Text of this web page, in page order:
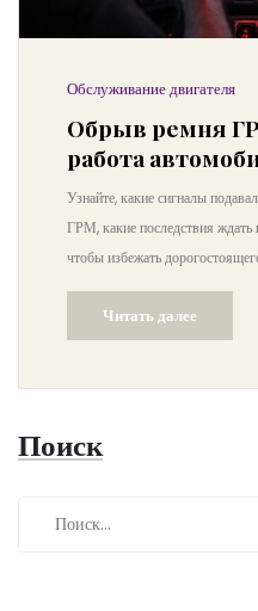
Обслуживание двигателя
Обрыв ремня
работа
Узнайте, какие сигналы
ГРМ, какие последствия ждать
чтобы избежать
Читать далее
Поиск